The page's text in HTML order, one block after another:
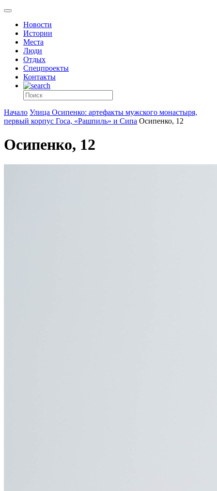
Новости
Истории
Места
Люди
Отдых
Спецпроекты
Контакты
Начало Улица Осипенко: артефакты мужского монастыря,
первый корпус Госа, «Рашпиль» и Сипа Осипенко, 12
Осипенко, 12